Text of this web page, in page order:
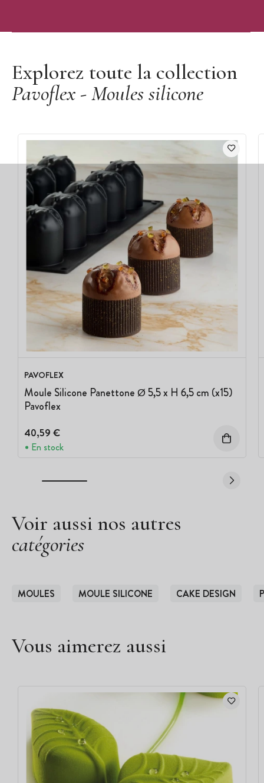
Explorez toute la collection
Pavoflex - Moules silicone
PAVOFLEX
Moule Silicone Panettone Ø 5,5 x H 6,5 cm (x15)
Pavoflex
40,59 €
En stock
Voir aussi nos autres
catégories
MOULES MOULE SILICONE CAKE DESIGN
Vous aimerez aussi